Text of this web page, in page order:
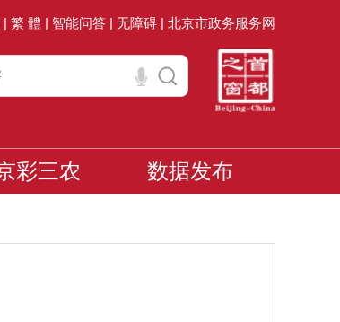
| 繁 體 | 智能问答 | 无障碍 | 北京市政务服务网
彩三农 数据发布